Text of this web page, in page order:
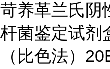
苛养革兰氏阴
杆菌鉴定试剂
（比色法）